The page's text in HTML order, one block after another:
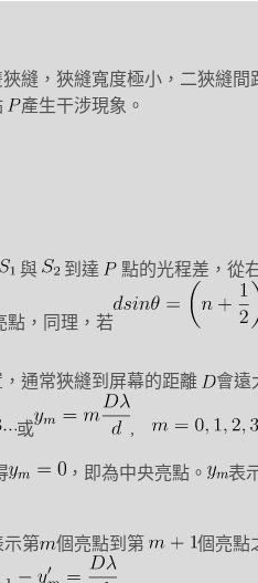
縫，狹縫寬度極小，二狹縫間
產生干涉現象。
與 到達 點的光程差，從
點，同理，若
通常狹縫到屏幕的距離 會遠
或 ,
，即為中央亮點。 表
示第 個亮點到第 個亮點